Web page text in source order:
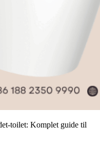
toilet: Komplet guide til